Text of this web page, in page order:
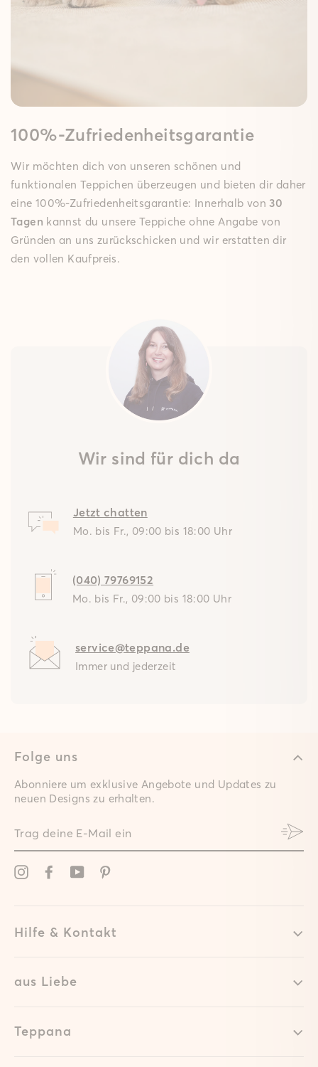
100%-Zufriedenheitsgarantie
Wir möchten dich von unseren schönen und
funktionalen Teppichen überzeugen und bieten dir daher
eine 100%-Zufriedenheitsgarantie: Innerhalb von 30
Tagen kannst du unsere Teppiche ohne Angabe von
Gründen an uns zurückschicken und wir erstatten dir
den vollen Kaufpreis.
Wir sind für dich da
Jetzt chatten
Mo. bis Fr., 09:00 bis 18:00 Uhr
(040) 79769152
Mo. bis Fr., 09:00 bis 18:00 Uhr
service@teppana.de
Immer und jederzeit
Hilfe & Kontakt
aus Liebe
Teppana
Folge uns
Abonniere um exklusive Angebote und Updates zu
neuen Designs zu erhalten.
DEINE
E-
MAIL
EIN InstagramFacebookYouTube